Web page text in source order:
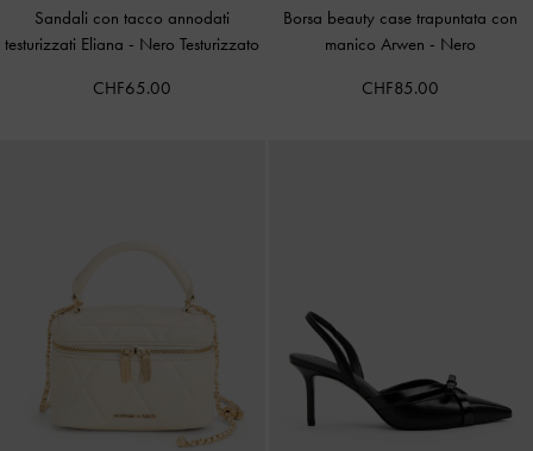
Sandali con tacco annodati
testurizzati Eliana - Nero Testurizzato
CHF65.00
Borsa beauty case trapuntata con
manico Arwen - Nero
CHF85.00